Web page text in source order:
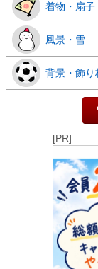
着物・扇子
風景・雪
背景・飾り
[PR]